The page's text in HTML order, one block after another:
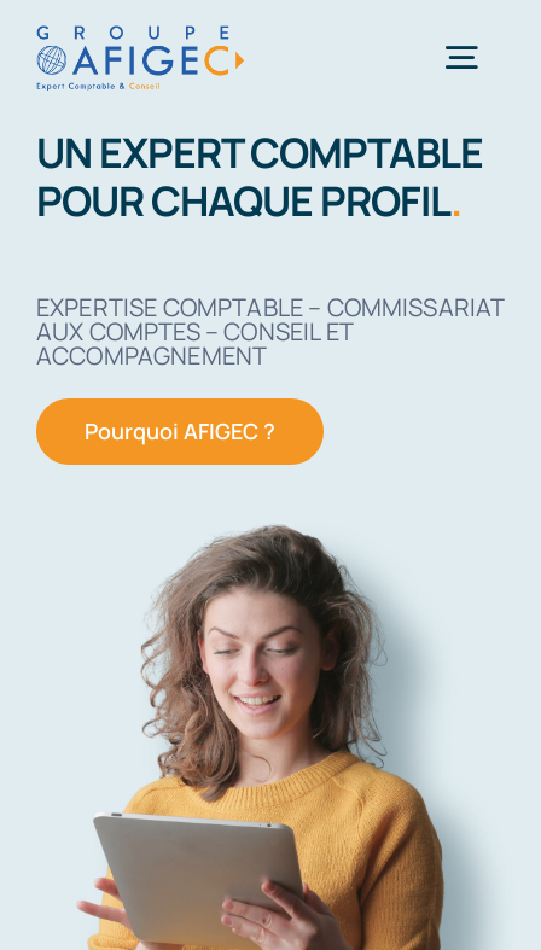
Passer
contenu
Accueil
Nos métiers
Actualités
Carrière
Contact
UN EXPERT COMPTABLE
POUR CHAQUE PROFIL.
EXPERTISE COMPTABLE – COMMISSARIAT
AUX COMPTES – CONSEIL ET
ACCOMPAGNEMENT
Pourquoi AFIGEC ?